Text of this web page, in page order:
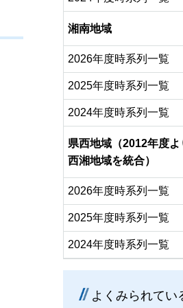
湘南地域
2026年度時系列一覧
2025年度時系列一覧
2024年度時系列一覧
県西地域（2012年度よ
西湘地域を統合）
2026年度時系列一覧
2025年度時系列一覧
2024年度時系列一覧
よくみられてい